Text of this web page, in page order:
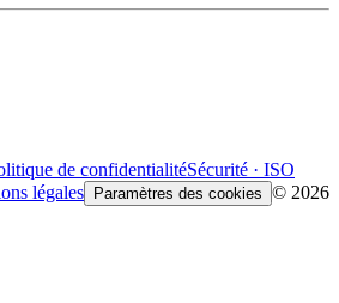
de confidentialitéSécurité · ISO
légales Paramètres des cookies © 2026